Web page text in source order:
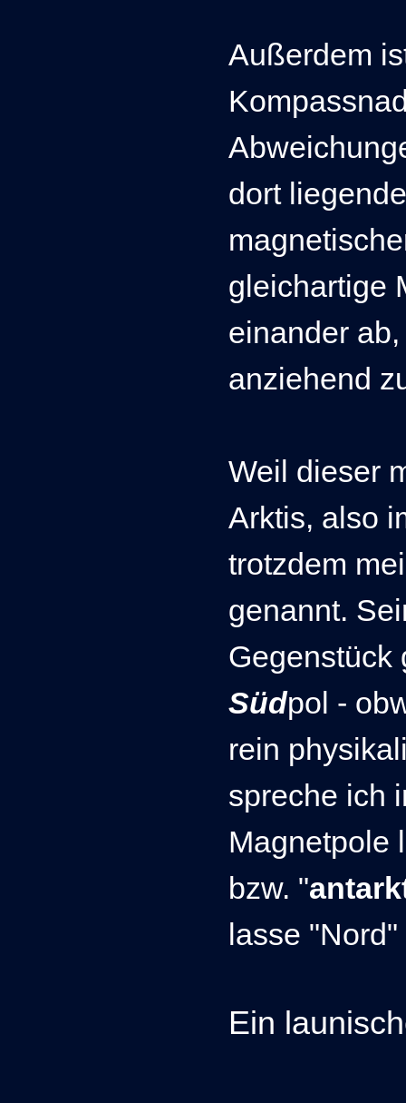
Außerdem
dort
gleichartige
einander
anziehend
Weil dieser
Arktis, also
trotzdem
genannt.
Gegenstück
Südpol -
rein
spreche ich
Magnetpole
bzw. "
lasse
Ein